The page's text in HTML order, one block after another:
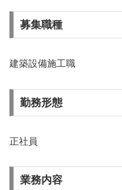
募集職種
建築設備施工職
勤務形態
正社員
業務内容